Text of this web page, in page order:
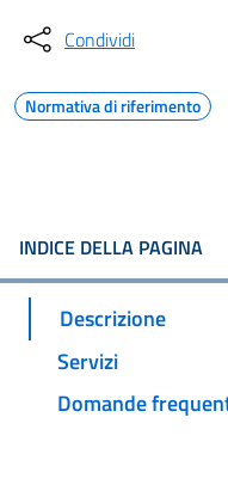
Condividi
Normativa di riferimento
INDICE DELLA PAGINA
Descrizione
Servizi
Domande